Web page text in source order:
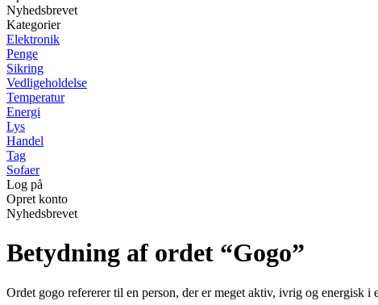
Nyhedsbrevet
Kategorier
Elektronik
Penge
Sikring
Vedligeholdelse
Temperatur
Energi
Lys
Handel
Tag
Sofaer
Log på
Opret konto
Nyhedsbrevet
Betydning af ordet “Gogo”
Ordet gogo refererer til en person, der er meget aktiv, ivrig og energisk